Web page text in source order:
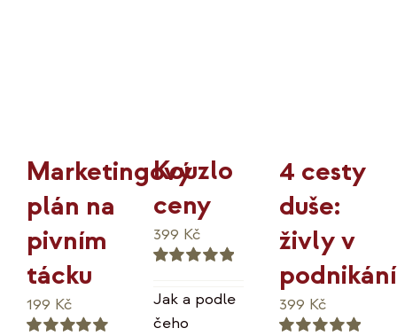
Marketingový
plán na
pivním
tácku
199 Kč
Kouzlo
ceny
5.00 z 5
399 Kč
Jak a podle
čeho
4 cesty
duše:
živly v
podnikání
399 Kč